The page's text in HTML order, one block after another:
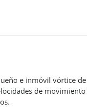
e inmóvil vórtice de
de movimiento